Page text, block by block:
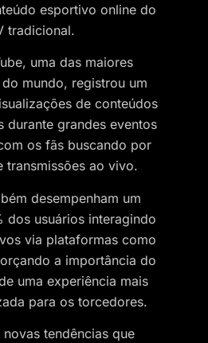
esportivo online do
tradicional.
uma das maiores
mundo, registrou um
de conteúdos
durante grandes eventos
os fãs buscando por
transmissões ao vivo.
desempenham um
dos usuários interagindo
via plataformas como
a importância do
uma experiência mais
para os torcedores.
tendências que